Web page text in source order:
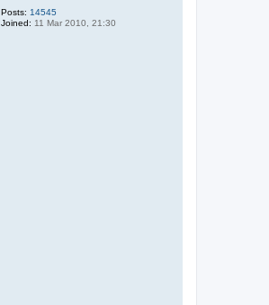
Posts: 14545
Joined: 11 Mar 2010, 21:30